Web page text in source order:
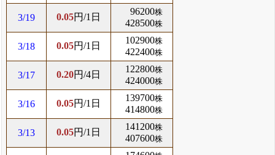
3/19 0.05円/1日
96200株
428500株
3/18 0.05円/1日
102900株
422400株
3/17 0.20円/4日
122800株
424000株
3/16 0.05円/1日
139700株
414800株
3/13 0.05円/1日
141200株
407600株